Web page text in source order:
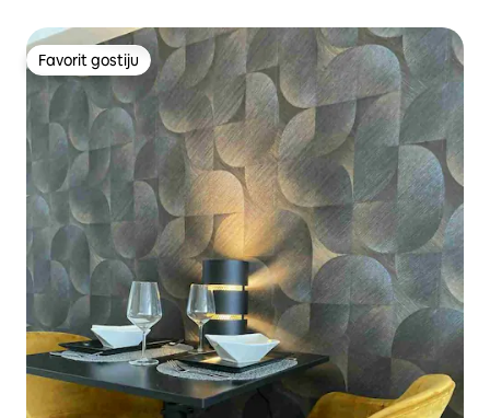
Favorit gostiju
Favorit gostiju